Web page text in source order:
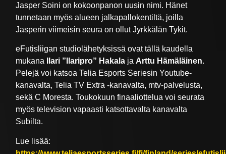
Jasper Soini on kokoonpanon uusin nimi. Hänet
tunnetaan myös alueen jalkapallokentiltä, joilla
Jasperin viimeisin seura on ollut Jyrkkälän Tykit.
eFutisliigan studiolähetyksissä ovat tällä kaudella
mukana
Ilari ”Ilaripro” Hakala ja Arttu Hämäläinen.
Pelejä voi katsoa Telia Esports Seriesin Youtube-
kanavalta, Telia TV Extra -kanavalta, mtv-palvelusta,
sekä C Moresta. Toukokuun finaaliottelua voi seurata
myös television vapaasti katsottavalta kanavalta
Subilta.
Lue lisää: